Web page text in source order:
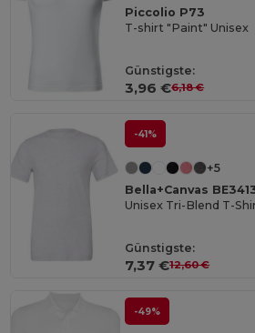
Piccolio P73
T-shirt "Paint" Unisex
Günstigste:
3,96 €6,18 €
-41%
+5
Bella+Canvas
Unisex Tri-Blend T-
Günstigste:
7,37 €12,60 €
-49%